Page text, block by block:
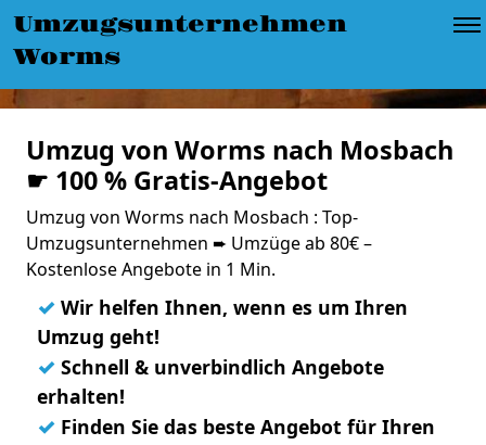
Umzugsunternehmen
Worms
Umzug von Worms nach Mosbach
☛ 100 % Gratis-Angebot
Umzug von Worms nach Mosbach : Top-
Umzugsunternehmen ➨ Umzüge ab 80€ –
Kostenlose Angebote in 1 Min.
✓ Wir helfen Ihnen, wenn es um Ihren
Umzug geht!
✓ Schnell & unverbindlich Angebote
erhalten!
✓ Finden Sie das beste Angebot für Ihren